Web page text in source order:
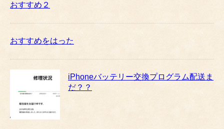
おすすめ２
おすすめをはった
iPhoneバッテリー交換プログラム配送ま
だ？？